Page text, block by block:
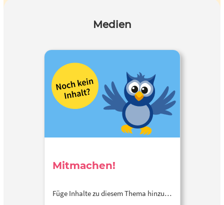
Medien
Mitmachen!
Füge Inhalte zu diesem Thema hinzu…